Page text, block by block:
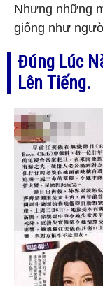
Nhưng những
giống như
Đúng Lúc
Lên Tiếng.